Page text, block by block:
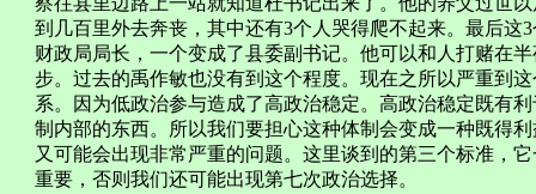
到几百里外去奔丧，其中还有3个人哭得爬不起来。最后这
财政局局长，一个变成了县委副书记。他可以和人打赌在
步。过去的禹作敏也没有到这个程度。现在之所以严重到
系。因为低政治参与造成了高政治稳定。高政治稳定既有
制内部的东西。所以我们要担心这种体制会变成一种既得
又可能会出现非常严重的问题。这里谈到的第三个标准，
重要，否则我们还可能出现第七次政治选择。